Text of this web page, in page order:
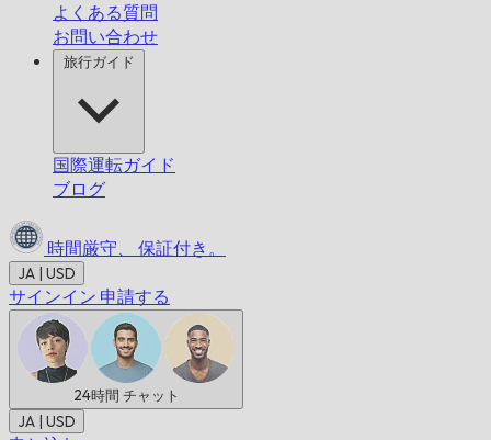
よくある質問
お問い合わせ
旅行ガイド
国際運転ガイド
ブログ
時間厳守、 保証付き。
JA | USD
サインイン 申請する
24時間 チャット
JA | USD